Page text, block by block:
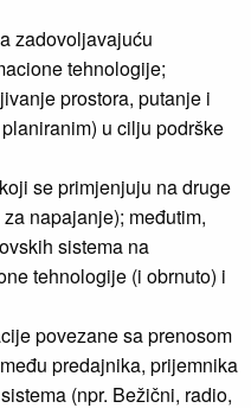
zadovoljavajuću
tehnologije;
prostora, putanje i
u cilju podrške
se primjenjuju na druge
napajanje); međutim,
sistema na
tehnologije (i obrnuto) i
povezane sa prenosom
predajnika, prijemnika
(npr. Bežični, radio,